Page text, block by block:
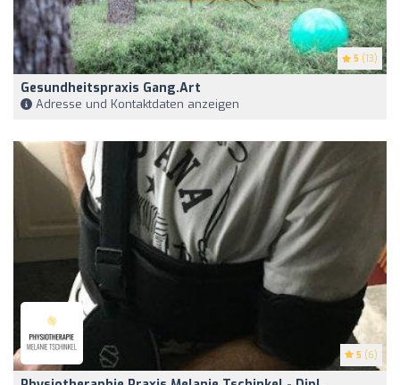
5 (13)
Gesundheitspraxis Gang.art
Adresse und Kontaktdaten anzeigen
5 (6)